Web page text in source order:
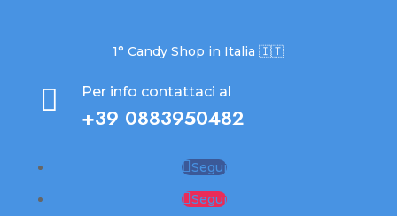
1° Candy Shop in Italia 🇮🇹
 Per info contattaci al
+39 0883950482
Segui
Segui